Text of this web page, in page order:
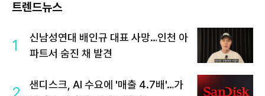
트렌드뉴스
1
신남성연대 배인규 대표 사망…인천 아
파트서 숨진 채 발견
2
샌디스크, AI 수요에 '매출 4.7배'…가